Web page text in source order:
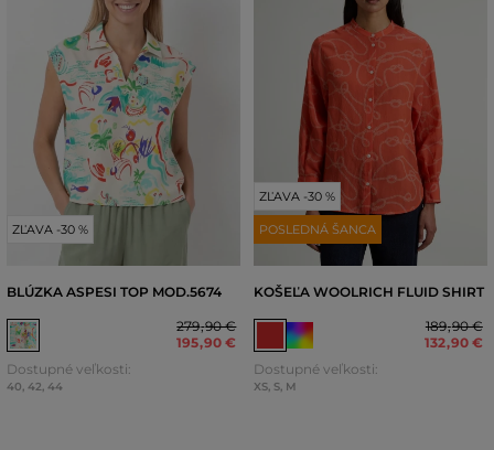
ZĽAVA -30 %
BLÚZKA ASPESI TOP MOD.5674
279,90 €
195,90 €
Dostupné veľkosti:
40, 42, 44
ZĽAVA -30 %
POSLEDNÁ ŠANCA
KOŠEĽA WOOLRICH FLUID SHIRT
189,90 €
132,90 €
Dostupné veľkosti:
XS, S, M